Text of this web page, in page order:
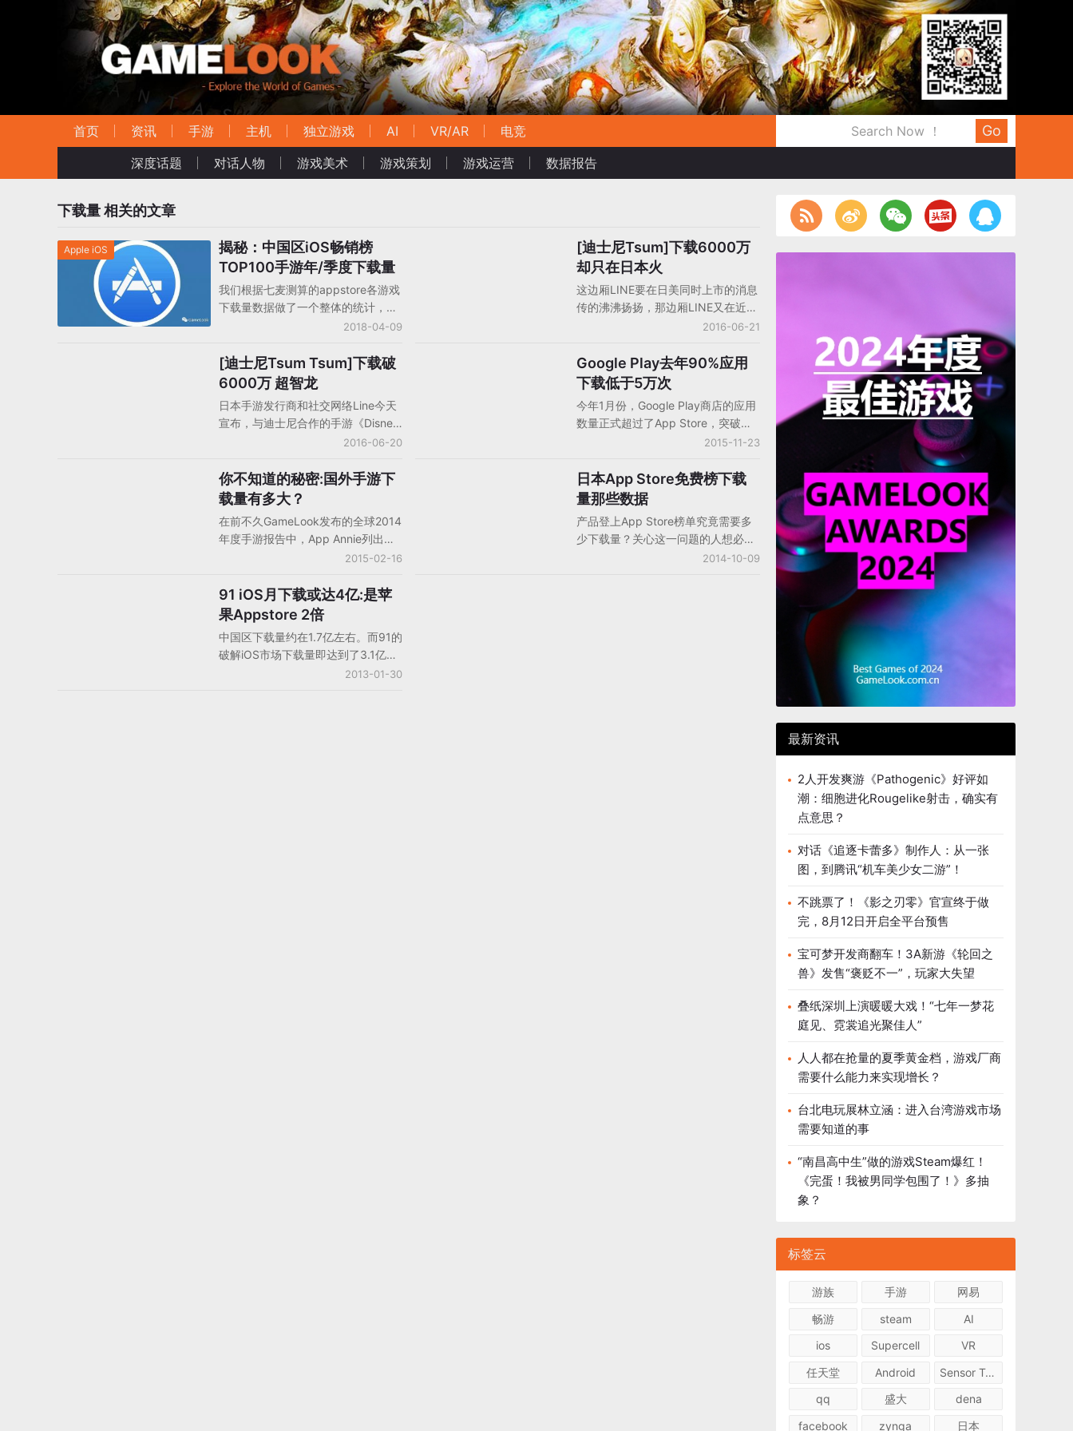
Go
首页 资讯 手游 主机 独立游戏 AI VR/AR
电竞
深度话题
对话人物 游戏美术 游戏策划 游戏运营 数据报告
下载量相关的文章
Apple iOS
揭秘：中国区iOS畅销榜
TOP100手游年/季度下载量
我们根据七麦测算的appstore各游戏
下载量数据做了一个整体的统计，以
2018-04-09
[迪士尼Tsum]下载6000万
却只在日本火
这边厢LINE要在日美同时上市的消息
传的沸沸扬扬，那边厢LINE又在近日
宣布，旗下手游《迪士尼Tsum》全
字甚至已经超过了《智龙迷城》在上
个月财会上曝出的全球下载5500万
的成绩。
2016-06-21
[迪士尼Tsum Tsum]下载破
6000万 超智龙
日本手游发行商和社交网络Line今天
宣布，与迪士尼合作的手游《Disney
Tsum Tsum》在iOS和安卓双平台的
超过了此前霸榜多年的《智龙迷
城》。据去年该公司透露，得益于日
本市场的成功，《迪士尼Tsum
Tsum》的年收入已超过3亿美元。
2016-06-20
Google Play去年90%应用
下载低于5万次
今年1月份，Google Play商店的应用
数量正式超过了App Store，突破了
143万，据App Annie前不久发布的
下载总量比iOS多了80%。不过，据
最近Pew Research Center发布的一
份报告显示，Google Play商店里的
大多数应用安装量都非常少。该报告
分析了2014年谷歌安卓操作系统中超
过100万个应用，数据显示，绝大多
2015-11-23
你不知道的秘密:国外手游下
载量有多大？
在前不久GameLook发布的全球2014
年度手游报告中，App Annie列出了
全球手游下载榜和全球手游发行商下
特别值得注意的手游和开发商数据进
行了统计，经过对比之后才发现，海
外手游的下载量以及MAU等数据让人
惊讶，以下是详细内容：
2015-02-16
日本App Store免费榜下载
量那些数据
产品登上App Store榜单究竟需要多
少下载量？关心这一问题的人想必不
在少数，不过遗憾的是APPLE从来没
2014-10-09
91 iOS月下载或达4亿:是苹
果Appstore 2倍
中国区下载量约在1.7亿左右。而91的
破解iOS市场下载量即达到了3.1亿以
上，几乎等于正版市场2倍的下载
2013-01-30
最新资讯
2人开发爽游《Pathogenic》好评如
潮：细胞进化Rougelike射击，确实有
点意思？
对话《追逐卡蕾多》制作人：从一张
图，到腾讯“机车美少女二游”！
不跳票了！《影之刃零》官宣终于做
完，8月12日开启全平台预售
宝可梦开发商翻车！3A新游《轮回之
兽》发售“褒贬不一”，玩家大失望
叠纸深圳上演暖暖大戏！“七年一梦花
庭见、霓裳追光聚佳人”
人人都在抢量的夏季黄金档，游戏厂商
需要什么能力来实现增长？
台北电玩展林立涵：进入台湾游戏市场
需要知道的事
“南昌高中生”做的游戏Steam爆红！
《完蛋！我被男同学包围了！》多抽
象？
标签云
游族 手游
网易
畅游
steam
AI
ios
Supercell
VR
任天堂
Android
Sensor Tower
qq
盛大
dena
facebook
zynga 日本